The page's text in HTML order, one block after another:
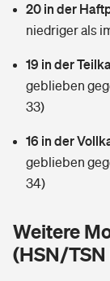
Wer versichert
Sie haben
Tools
Hochwasser-
Kinderinvalidität
Hundehalter-
Private
Tools
Wer versichert
Rentenrechner:
20 in der
niedriger als
19 in der
geblieben
33)
16 in der
geblieben
34)
Weitere
(HSN/